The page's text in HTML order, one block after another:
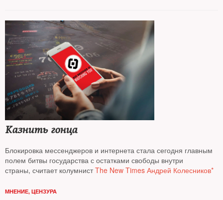
Казнить гонца
Блокировка мессенджеров и интернета стала сегодня главным
полем битвы государства с остатками свободы внутри
страны, считает колумнистThe New Times Андрей Колесников*
МНЕНИЕ, ЦЕНЗУРА